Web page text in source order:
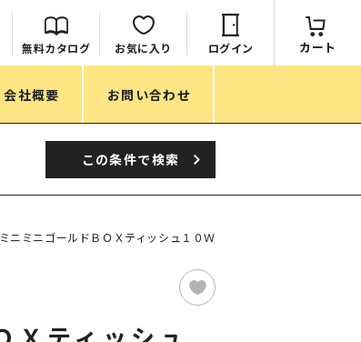
無料カタログ お気に入り ログイン カート
会社概要 お問い合わせ
この条件で検索
ミニミニゴールドＢＯＸティッシュ１０Ｗ